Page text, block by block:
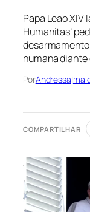
Papa Leao XIV
Humanitas’
humana diante
PorAndressa|
COMPARTILHAR